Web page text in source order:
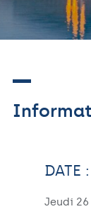
DATE :
Jeudi